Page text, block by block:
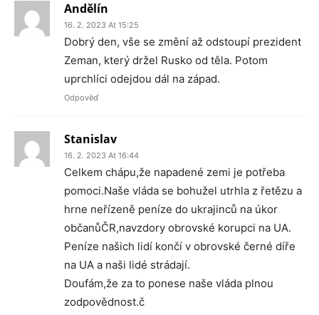
Andělín
16. 2. 2023 At 15:25
Dobrý den, vše se změní až odstoupí prezident
Zeman, který držel Rusko od těla. Potom
uprchlíci odejdou dál na západ.
Odpověď
Stanislav
16. 2. 2023 At 16:44
Celkem chápu,že napadené zemi je potřeba
pomoci.Naše vláda se bohužel utrhla z řetězu a
hrne neřízeně peníze do ukrajinců na úkor
občanůČR,navzdory obrovské korupci na UA.
Peníze našich lidí končí v obrovské černé díře
na UA a naši lidé strádají.
Doufám,že za to ponese naše vláda plnou
zodpovědnost.č